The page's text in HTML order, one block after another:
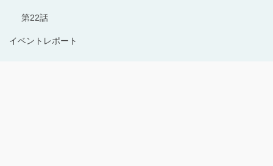
第22話
イベントレポート